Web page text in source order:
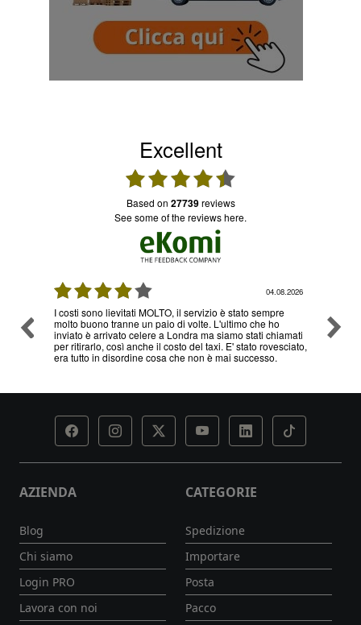
Excellent
based on 27739reviews
see some of the reviews here.
04.08.2026
è stato sempre
L'ultimo che ho
siamo stati chiamati
E' stato rovesciato,
mai successo.
Ottimo servizio e prezzi, ritiro e consegna senza
problema , sono già diverse volte che utilizzo il loro
servizio
AZIENDA
Blog
Chi siamo
Login PRO
Lavora con noi
CATEGORIE
Spedizione
Importare
Posta
Pacco